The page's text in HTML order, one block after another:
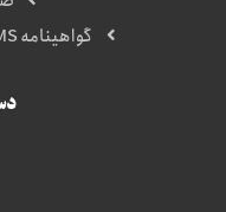
گواهینامه IMS (سیستم مدیریت یکپارچه)